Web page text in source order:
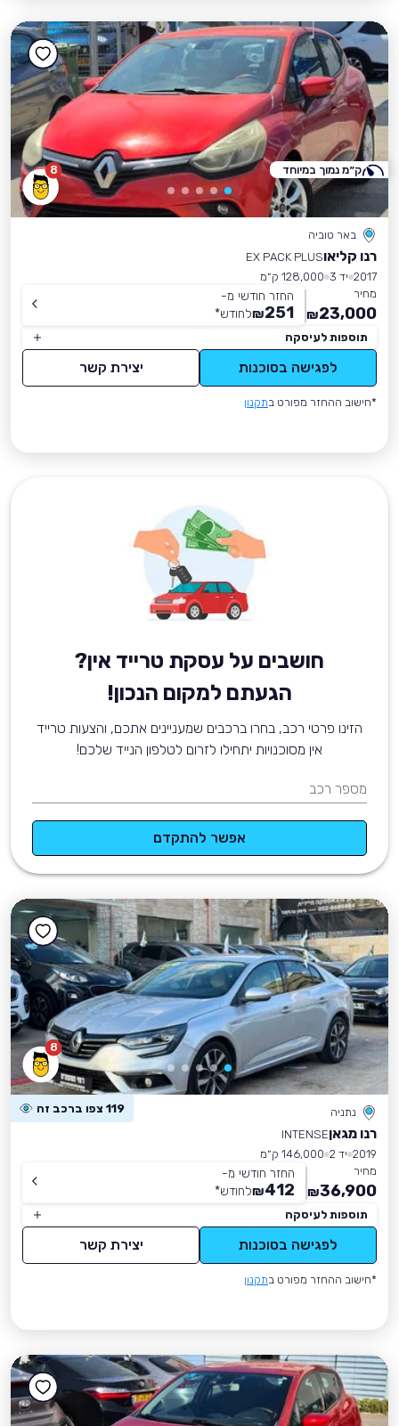
8
באר טוביה
רנו קליאוEX PACK PLUS
2017 יד 3
128,000 ק״מ
מחיר
23,000
₪
החזר חודשי מ-
251
₪לחודש*
תוספות לעיסקה
לפגישה בסוכנות יצירת קשר
*חישוב ההחזר מפורט בתקנון
ק״מ נמוך במיוחד
חושבים על עסקת טרייד אין?
הגעתם למקום הנכון!
הזינו פרטי רכב, בחרו ברכבים שמעניינים אתכם, והצעות טרייד
אין מסוכנויות יתחילו לזרום לטלפון הנייד שלכם!
מספר רכב
אפשר להתקדם
8
נתניה 119 צפו ברכב זה
רנו מגאןINTENSE
2019 יד 2
146,000 ק״מ
מחיר
36,900
₪
החזר חודשי מ-
412
₪לחודש*
תוספות לעיסקה
לפגישה בסוכנות יצירת קשר
*חישוב ההחזר מפורט בתקנון